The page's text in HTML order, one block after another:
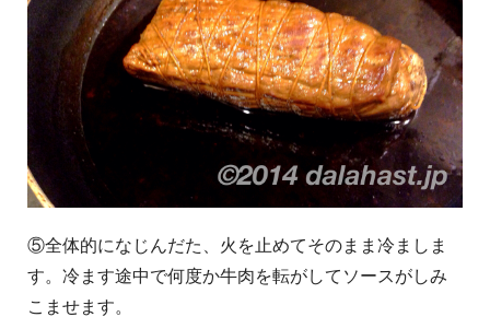
⑤全体的になじんだた、火を止めてそのまま冷ましま
す。冷ます途中で何度か牛肉を転がしてソースがしみ
こませます。